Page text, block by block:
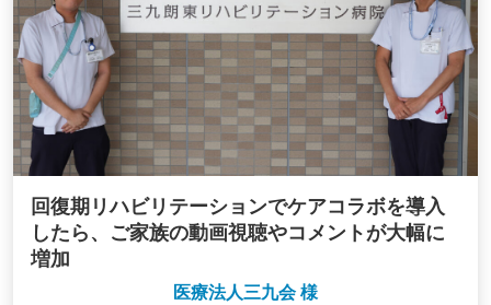
回復期リハビリテーションでケアコラボを導入
したら、ご家族の動画視聴やコメントが大幅に
増加
医療法人三九会 様